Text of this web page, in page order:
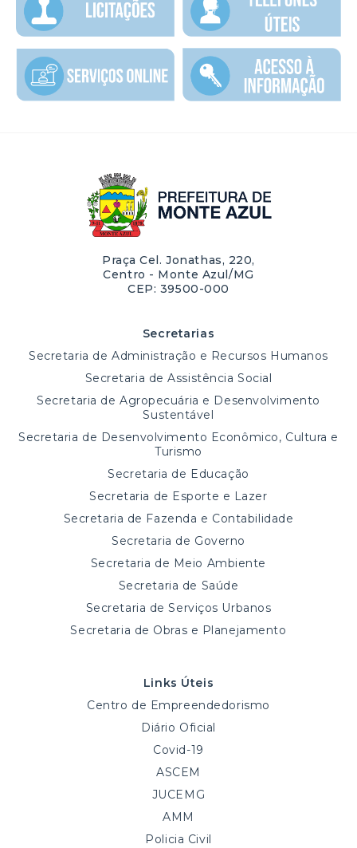
Praça Cel. Jonathas, 220,
Centro - Monte Azul/MG
CEP: 39500-000
Secretarias
Secretaria de Administração e Recursos Humanos
Secretaria de Assistência Social
Secretaria de Agropecuária e Desenvolvimento
Sustentável
Secretaria de Desenvolvimento Econômico, Cultura e
Turismo
Secretaria de Educação
Secretaria de Esporte e Lazer
Secretaria de Fazenda e Contabilidade
Secretaria de Governo
Secretaria de Meio Ambiente
Secretaria de Saúde
Secretaria de Serviços Urbanos
Secretaria de Obras e Planejamento
Links Úteis
Centro de Empreendedorismo
Diário Oficial
Covid-19
ASCEM
JUCEMG
AMM
Policia Civil